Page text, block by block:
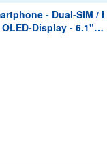
- Dual-SIM / I
Display - 6.1" -
48 MP - front ca